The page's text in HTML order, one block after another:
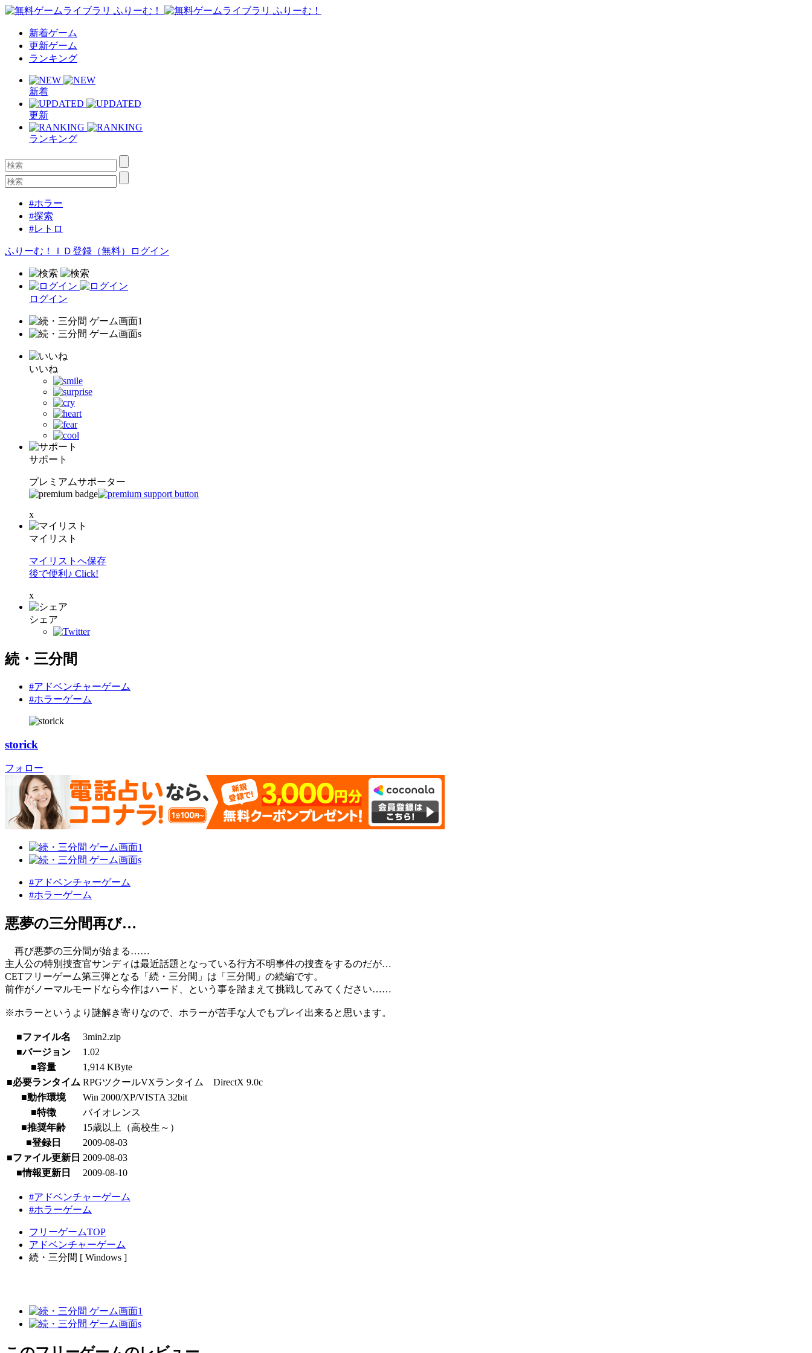
新着ゲーム
更新ゲーム
ランキング
新着
更新
ランキング
#ホラー
#探索
#レトロ
ふりーむ！ＩＤ登録（無料） ログイン
ログイン
いいね
サポート
プレミアムサポーター
x
マイリスト
マイリストへ保存
後で便利♪ Click!
x
シェア
続・三分間
#アドベンチャーゲーム
#ホラーゲーム
storick
フォロー
#アドベンチャーゲーム
#ホラーゲーム
悪夢の三分間再び…
再び悪夢の三分間が始まる……
主人公の特別捜査官サンディは最近話題となっている行方不明事件の捜査をするのだが…
CETフリーゲーム第三弾となる「続・三分間」は「三分間」の続編です。
前作がノーマルモードなら今作はハード、という事を踏まえて挑戦してみてください……
※ホラーというより謎解き寄りなので、ホラーが苦手な人でもプレイ出来ると思います。
■ファイル名
3min2.zip
■バージョン
1.02
■容量
1,914 KByte
■必要ランタイム RPGツクールVXランタイム DirectX 9.0c
■動作環境
Win 2000/XP/VISTA 32bit
■特徴
バイオレンス
■推奨年齢
15歳以上（高校生～）
■登録日
2009-08-03
■ファイル更新日 2009-08-03
■情報更新日
2009-08-10
#アドベンチャーゲーム
#ホラーゲーム
フリーゲームTOP
アドベンチャーゲーム
続・三分間 [ Windows ]